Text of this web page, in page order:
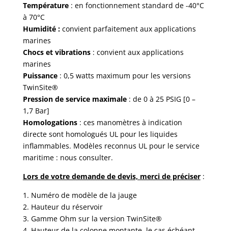
Température : en fonctionnement standard de -40°C
à 70°C
Humidité : convient parfaitement aux applications
marines
Chocs et vibrations : convient aux applications
marines
Puissance : 0,5 watts maximum pour les versions
TwinSite®
Pression de service maximale : de 0 à 25 PSIG [0 –
1,7 Bar]
Homologations : ces manomètres à indication
directe sont homologués UL pour les liquides
inflammables. Modèles reconnus UL pour le service
maritime : nous consulter.
Lors de votre demande de devis, merci de préciser:
1. Numéro de modèle de la jauge
2. Hauteur du réservoir
3. Gamme Ohm sur la version TwinSite®